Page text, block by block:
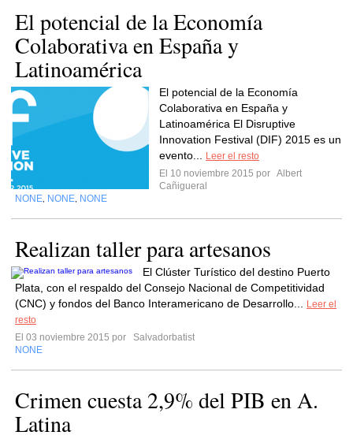
El potencial de la Economía
Colaborativa en España y
Latinoamérica
El potencial de la Economía
Colaborativa en España y
Latinoamérica El Disruptive
Innovation Festival (DIF) 2015 es un
evento...
Leer el resto
El 10 noviembre 2015 por Albert
Cañigueral
NONE NONE NONE
Realizan taller para artesanos
El Clúster Turístico del destino Puerto
Plata, con el respaldo del Consejo Nacional de Competitividad
(CNC) y fondos del Banco Interamericano de Desarrollo...
Leer el
resto
El 03 noviembre 2015 por
Salvadorbatist
NONE
Crimen cuesta 2,9% del PIB en A.
Latina